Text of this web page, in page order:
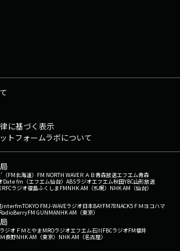
に基づく表示
トフォームラボについて
（FM北海道） FM NORTH WAVEＲＡＢ青森放送エフエム青森
Date fm（エフエム仙台） ABSラジオエフエム秋田YBC山形放送
RFCラジオ福島ふくしまFMNHK AM（札幌） NHK AM（仙台）
interfmTOKYO FMJ-WAVEラジオ日本BAYFM78NACK5 ＦＭヨコハマ
RadioBerryFM GUNMANHK AM（東京）
ジオ ＦＭとやまMROラジオエフエム石川FBCラジオFM福井
Ｍ長野NHK AM（東京） NHK AM（名古屋）